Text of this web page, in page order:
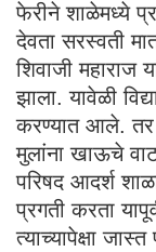
फेरीने शाळेमध्ये
देवता सरस्वती
शिवाजी महाराज
झाला. यावेळी
करण्यात आले. तर
मुलांना खाऊचे
परिषद आदर्श
प्रगती करता
त्याच्यापेक्षा